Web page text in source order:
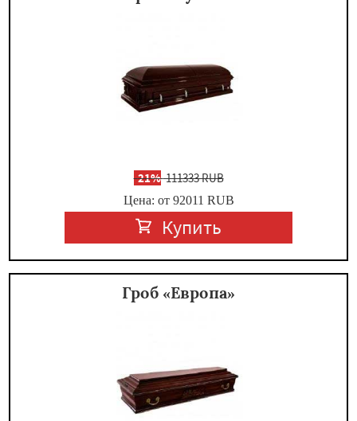
-21%111333 RUB
Цена: от 92011 RUB
Купить
Гроб «Европа»